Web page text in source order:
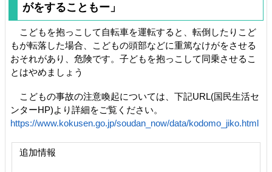
がをすることもー」
こどもを抱っこして自転車を運転すると、転倒したりこど
もが転落した場合、こどもの頭部などに重篤なけがをさせる
おそれがあり、危険です。子どもを抱っこして同乗させるこ
とはやめましょう
こどもの事故の注意喚起については、下記URL(国民生活セ
ンターHP)より詳細をご覧ください。
https://www.kokusen.go.jp/soudan_now/data/kodomo_jiko.html
追加情報